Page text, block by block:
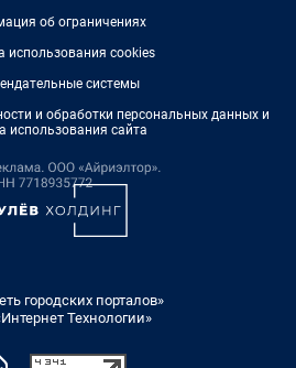
об ограничениях
использования cookies
системы
и обработки персональных данных и
использования сайта
городских порталов»
Технологии»